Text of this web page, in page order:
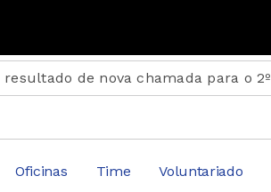
nova chamada para o 2º semestre
Oficinas Time Voluntariado